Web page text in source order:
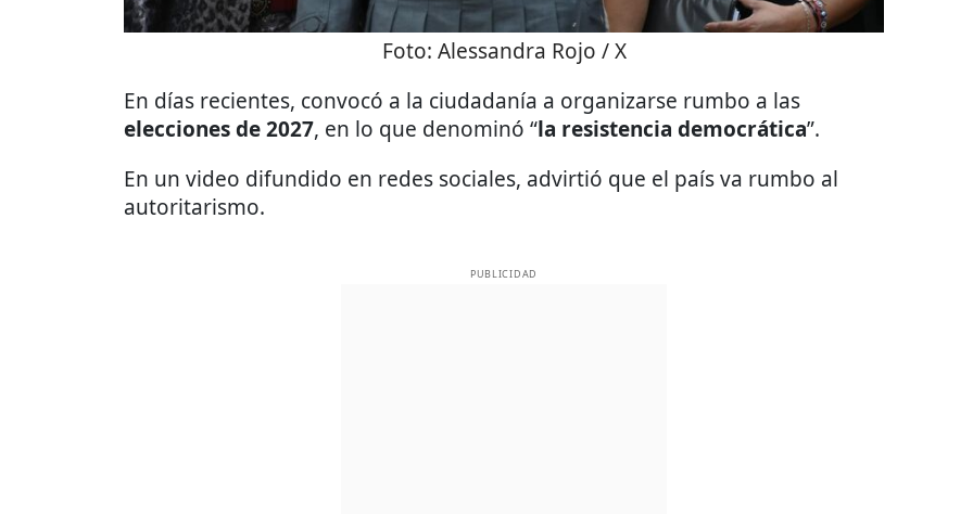
Foto: Alessandra Rojo / X
En días recientes, convocó a la ciudadanía a organizarse rumbo a las
elecciones de 2027, en lo que denominó “la resistencia democrática”.
En un video difundido en redes sociales, advirtió que el país va rumbo al
autoritarismo.
PUBLICIDAD